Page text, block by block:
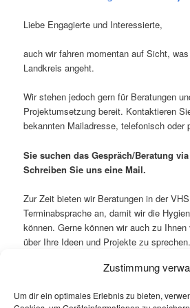
Zustimmung
Um dir ein optimales Erlebnis zu bieten,
Liebe Engagierte und Interessierte,
auch wir fahren momentan auf Sicht,
Landkreis angeht.
Wir stehen jedoch gern für Beratungen
Projektumsetzung bereit. Kontaktieren
bekannten Mailadresse, telefonisch oder
Sie suchen das Gespräch/Beratung
Schreiben Sie uns eine Mail.
Zur Zeit bieten wir Beratungen in der
Terminabsprache an, damit wir die
können. Gerne können wir auch zu
über Ihre Ideen und Projekte zu
hoffen, daß wir Sie so gut es geht dabei